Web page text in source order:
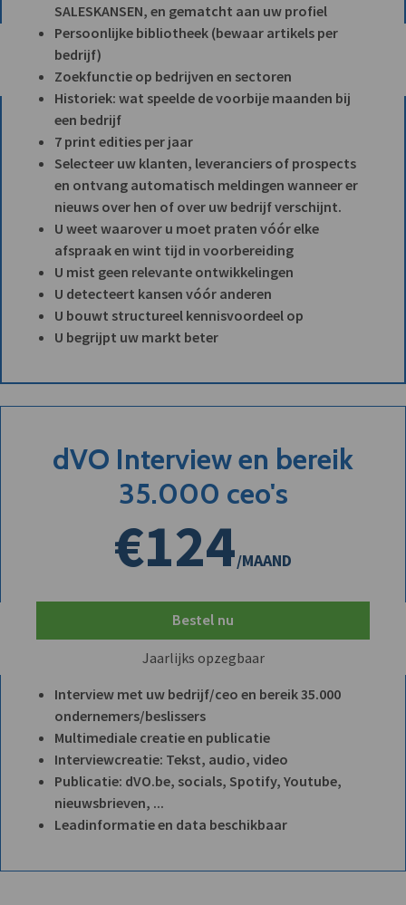
SALESKANSEN, en gematcht aan uw profiel
Persoonlijke bibliotheek (bewaar artikels per
bedrijf)
Zoekfunctie op bedrijven en sectoren
Historiek: wat speelde de voorbije maanden bij
een bedrijf
7 print edities per jaar
Selecteer uw klanten, leveranciers of prospects
en ontvang automatisch meldingen wanneer er
nieuws over hen of over uw bedrijf verschijnt.
U weet waarover u moet praten vóór elke
afspraak en wint tijd in voorbereiding
U mist geen relevante ontwikkelingen
U detecteert kansen vóór anderen
U bouwt structureel kennisvoordeel op
U begrijpt uw markt beter
dVO Interview en bereik
35.000 ceo's
€124/MAAND
Bestel nu
Jaarlijks opzegbaar
Interview met uw bedrijf/ceo en bereik 35.000
ondernemers/beslissers
Multimediale creatie en publicatie
Interviewcreatie: Tekst, audio, video
Publicatie: dVO.be, socials, Spotify, Youtube,
nieuwsbrieven, ...
Leadinformatie en data beschikbaar